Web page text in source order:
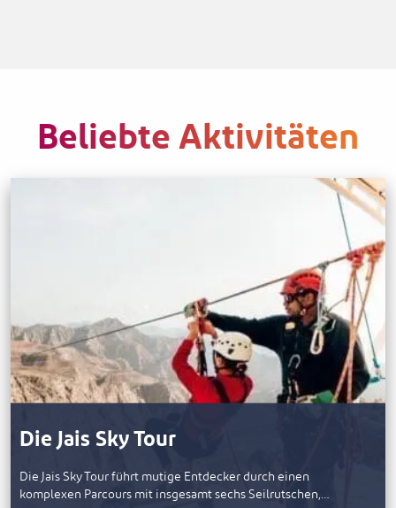
Beliebte Aktivitäten
Die Jais Sky Tour
Die Jais Sky Tour führt mutige Entdecker durch einen
komplexen Parcours mit insgesamt sechs Seilrutschen,…